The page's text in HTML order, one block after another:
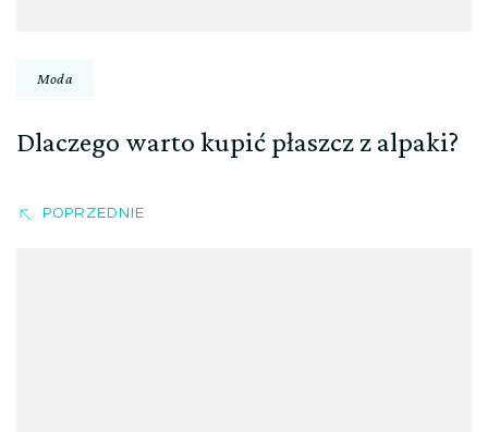
Moda
Dlaczego warto kupić płaszcz z alpaki?
POPRZEDNIE